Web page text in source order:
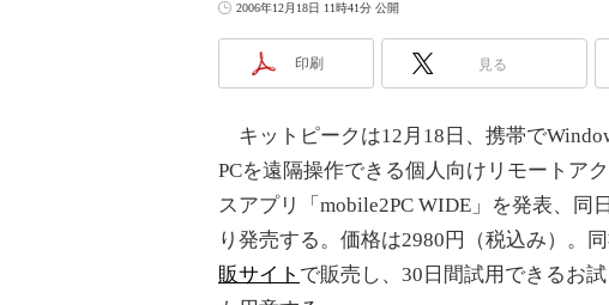
2006年12月18日 11時41分 公開
印刷 見る
キットピークは12月18日、携帯で
PCを遠隔操作できる個人向けリモートア
スアプリ「mobile2PC WIDE」を発表、同
り発売する。価格は2980円（税込み）。
販サイト で販売し、30日間試用できるお